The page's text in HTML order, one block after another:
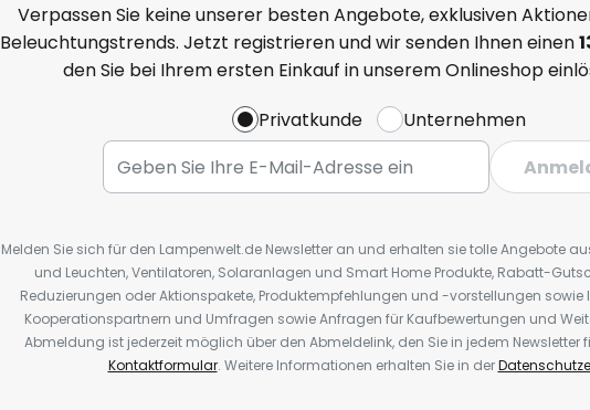
Verpassen Sie keine unserer besten Angebote, exklusiven
Beleuchtungstrends. Jetzt registrieren und wir senden Ihnen einen
den Sie bei Ihrem ersten Einkauf in unserem Onlineshop
Privatkunde
Unternehmen
Melden Sie sich für den Lampenwelt.de Newsletter an und erhalten sie tolle Angebote
und Leuchten, Ventilatoren, Solaranlagen und Smart Home Produkte, Rabatt-
Reduzierungen oder Aktionspakete, Produktempfehlungen und -vorstellungen
Kooperationspartnern und Umfragen sowie Anfragen für Kaufbewertungen und
Abmeldung ist jederzeit möglich über den Abmeldelink, den Sie in jedem Newsletter
Kontaktformular. Weitere Informationen erhalten Sie in der